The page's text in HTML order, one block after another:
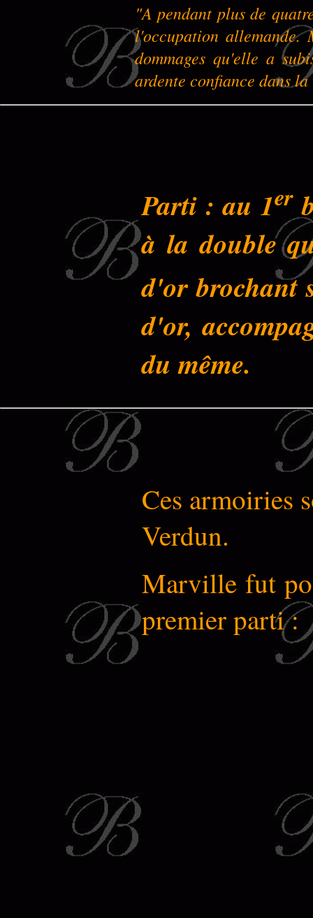
"A pendant plus de
l'occupation allemande.
dommages qu'elle a
ardente confiance dans
Parti : au 1er
à la double
d'or brochant
d'or,
du même.
Ces armoiries
Verdun.
Marville fut
premier parti :